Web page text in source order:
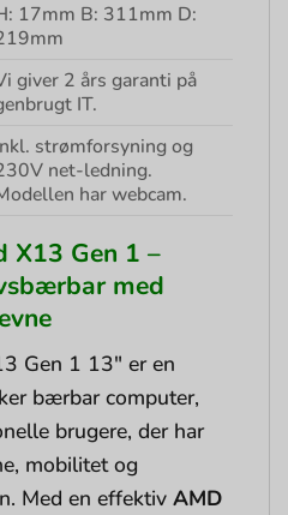
17mm B: 311mm D:
giver 2 års garanti på
IT.
strømforsyning og
net-ledning.
har webcam.
X13 Gen 1 –
med
Gen 1 13″ er en
bærbar computer,
brugere, der har
mobilitet og
Med en effektiv AMD